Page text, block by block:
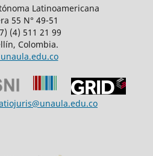
Latinoamericana
55 N° 49-51
(4) 511 21 99
Colombia.